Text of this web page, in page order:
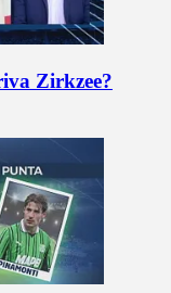
Zirkzee?